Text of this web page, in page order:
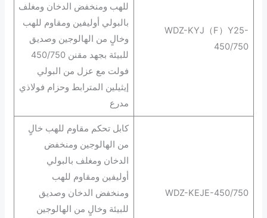
WDZ-KYJ（F）Y25-
450/750
للهب ومنخفض الدخان ومغلف
بالبولي أوليفين ومقاوم للهب
وخالٍ من الهالوجين وصديق
للبيئة بجهد مقنن 450/750
فولت مع عزل من البولي
إيثيلين المترابط وحزام فولاذي
مدرع
WDZ-KEJE-450/750
كابل تحكم مقاوم للهب خالٍ
من الهالوجين ومنخفض
الدخان ومغلف بالبولي
أوليفين ومقاوم للهب
ومنخفض الدخان وصديق
للبيئة وخالٍ من الهالوجين